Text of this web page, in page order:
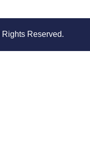
Reserved.